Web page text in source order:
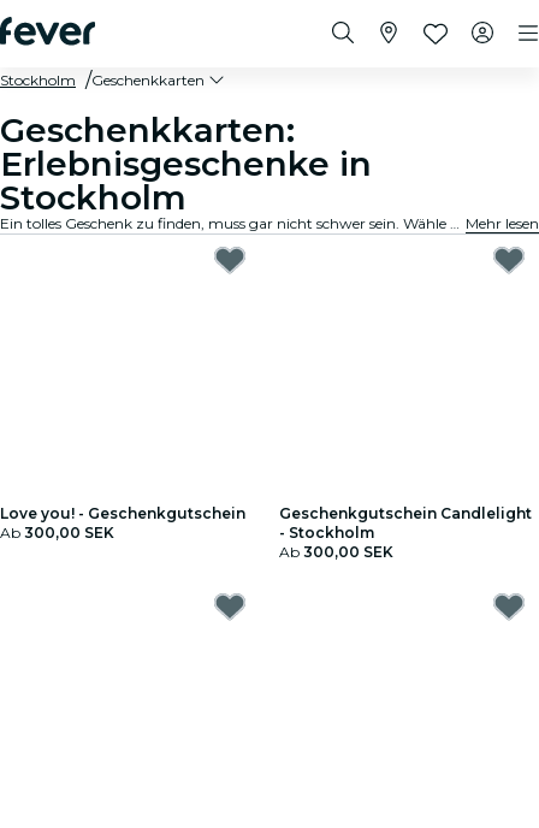
Stockholm Geschenkkarten
Geschenkkarten:
Erlebnisgeschenke in
Stockholm
Ein tolles Geschenk zu finden, muss gar nicht schwer sein. Wähle die Karte aus, passe den Betrag an und verschenke ein Erlebnis, an das sich der Beschenkte noch lange erinnern wird. Schnell, flexibel und kinderleicht. Mehr lesen
Love you! - Geschenkgutschein
Ab 300,00 SEK
Geschenkgutschein Candlelight
- Stockholm
Ab 300,00 SEK